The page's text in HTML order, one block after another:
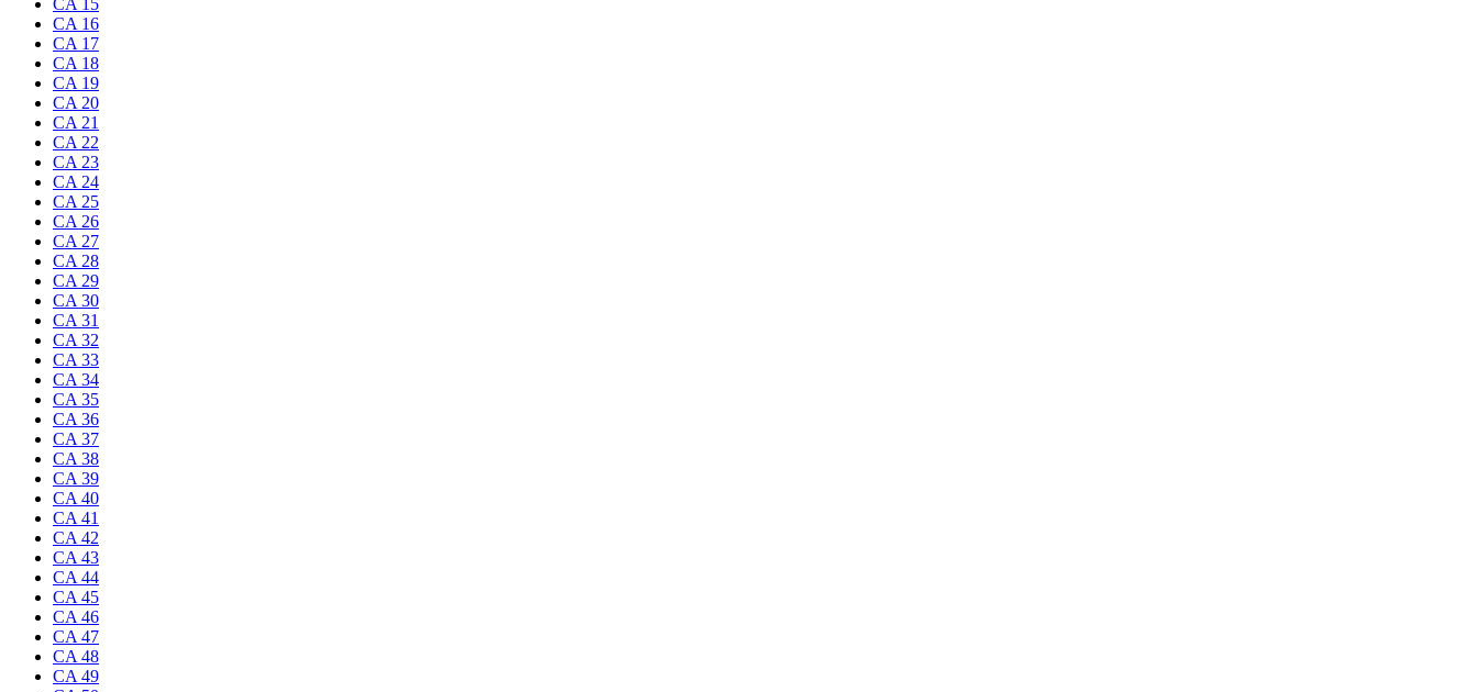
CA 16
CA 17
CA 18
CA 19
CA 20
CA 21
CA 22
CA 23
CA 24
CA 25
CA 26
CA 27
CA 28
CA 29
CA 30
CA 31
CA 32
CA 33
CA 34
CA 35
CA 36
CA 37
CA 38
CA 39
CA 40
CA 41
CA 42
CA 43
CA 44
CA 45
CA 46
CA 47
CA 48
CA 49